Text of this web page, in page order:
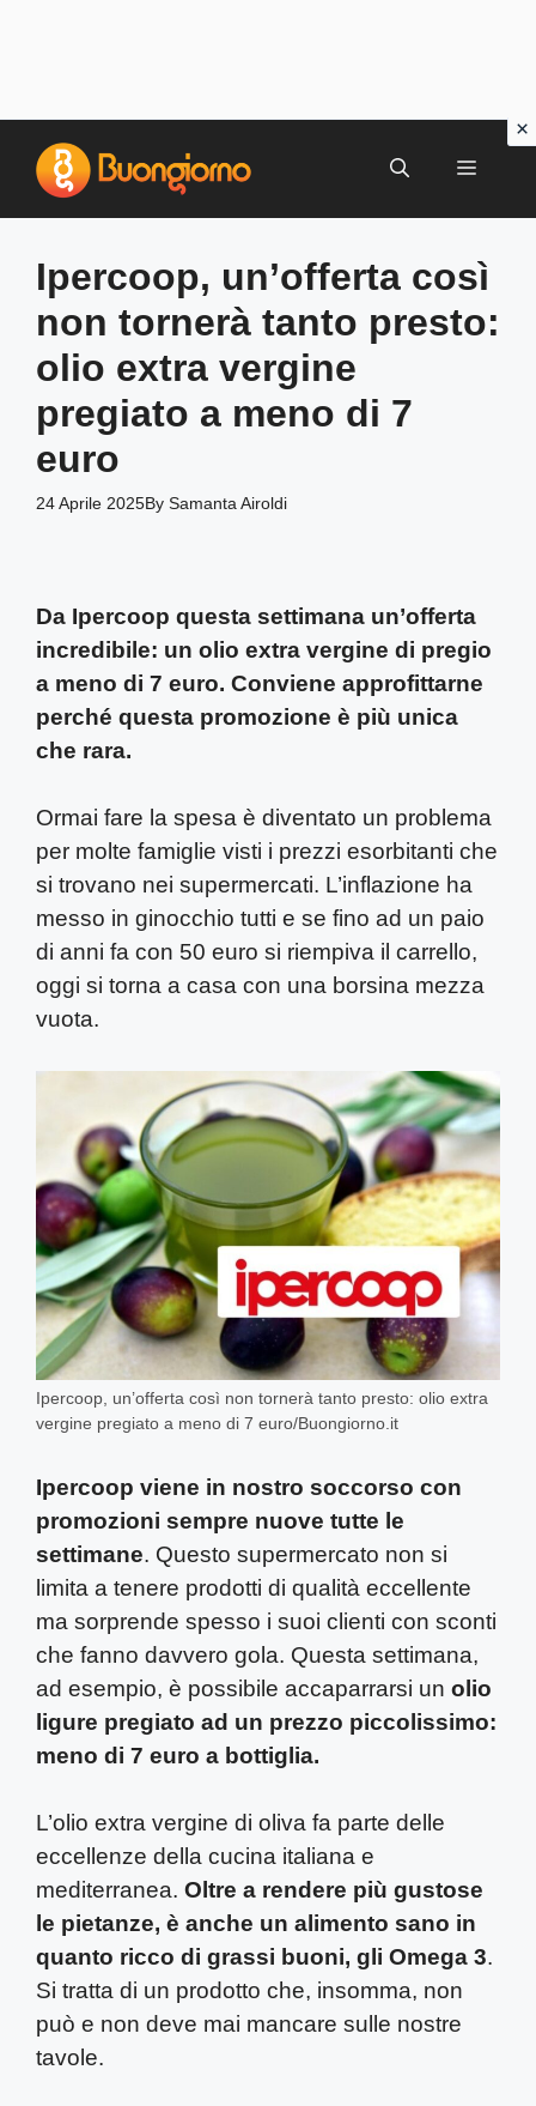
contenuto
MENU
Ipercoop, un’offerta così
non tornerà tanto presto:
olio extra vergine
pregiato a meno di 7
euro
24 Aprile 2025By Samanta Airoldi
Da Ipercoop questa settimana un’offerta
incredibile: un olio extra vergine di pregio
a meno di 7 euro. Conviene approfittarne
perché questa promozione è più unica
che rara.
Ormai fare la spesa è diventato un problema
per molte famiglie visti i prezzi esorbitanti che
si trovano nei supermercati. L’inflazione ha
messo in ginocchio tutti e se fino ad un paio
di anni fa con 50 euro si riempiva il carrello,
oggi si torna a casa con una borsina mezza
vuota.
Ipercoop, un’offerta così non tornerà tanto presto: olio extra
vergine pregiato a meno di 7 euro/Buongiorno.it
Ipercoop viene in nostro soccorso con
promozioni sempre nuove tutte le
settimane. Questo supermercato non si
limita a tenere prodotti di qualità eccellente
ma sorprende spesso i suoi clienti con sconti
che fanno davvero gola. Questa settimana,
ad esempio, è possibile accaparrarsi un olio
ligure pregiato ad un prezzo piccolissimo:
meno di 7 euro a bottiglia.
L’olio extra vergine di oliva fa parte delle
eccellenze della cucina italiana e
mediterranea. Oltre a rendere più gustose
le pietanze, è anche un alimento sano in
quanto ricco di grassi buoni, gli Omega 3.
Si tratta di un prodotto che, insomma, non
può e non deve mai mancare sulle nostre
tavole.